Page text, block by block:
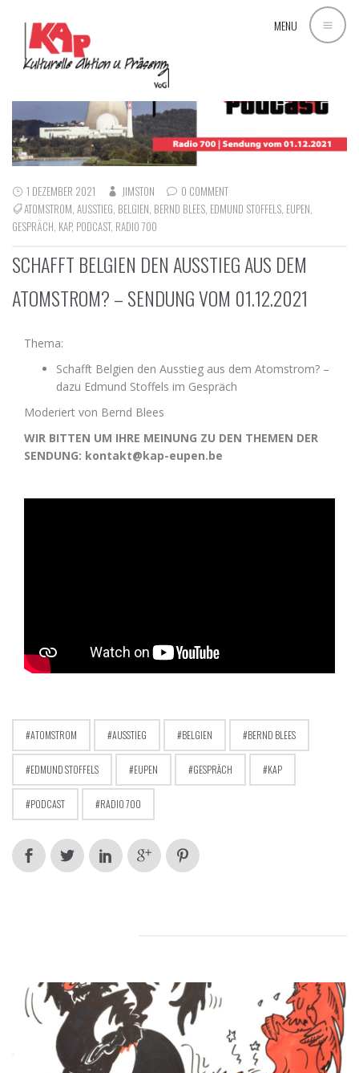
MENU
1 DEZEMBER 2021 JIMSTON
0 COMMENT
ATOMSTROM AUSSTIEG BELGIEN BERND BLEES EDMUND STOFFELS EUPEN
GESPRÄCH KAP, PODCAST, RADIO 700
SCHAFFT BELGIEN DEN AUSSTIEG AUS DEM
ATOMSTROM? – SENDUNG VOM 01.12.2021
Thema:
Schafft Belgien den Ausstieg aus dem Atomstrom? –
dazu Edmund Stoffels im Gespräch
Moderiert von Bernd Blees
WIR BITTEN UM IHRE MEINUNG ZU DEN THEMEN DER
SENDUNG: kontakt@kap-eupen.be
ATOMSTROM AUSSTIEG BELGIEN BERND BLEES
EDMUND STOFFELS EUPEN GESPRÄCH KAP
PODCAST RADIO 700